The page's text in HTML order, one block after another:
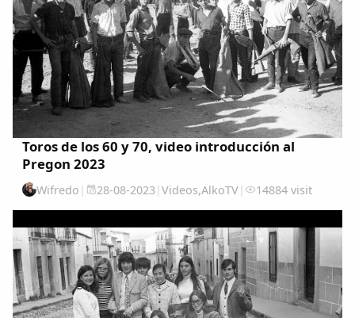
Toros de los 60 y 70, video introducción al
Pregon 2023
Wifredo | 28-08-2023| Videos,AlkoTV| 14884 visit